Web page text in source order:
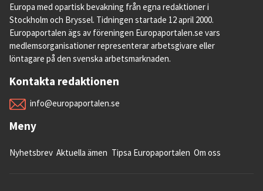
Europa med opartisk bevakning från egna redaktioner i
Stockholm och Bryssel. Tidningen startade 12 april 2000.
Europaportalen ägs av föreningen Europaportalen.se vars
medlemsorganisationer representerar arbetsgivare eller
löntagare på den svenska arbetsmarknaden.
Kontakta redaktionen
info@europaportalen.se
Meny
Nyhetsbrev Aktuella ämen Tipsa Europaportalen Om oss